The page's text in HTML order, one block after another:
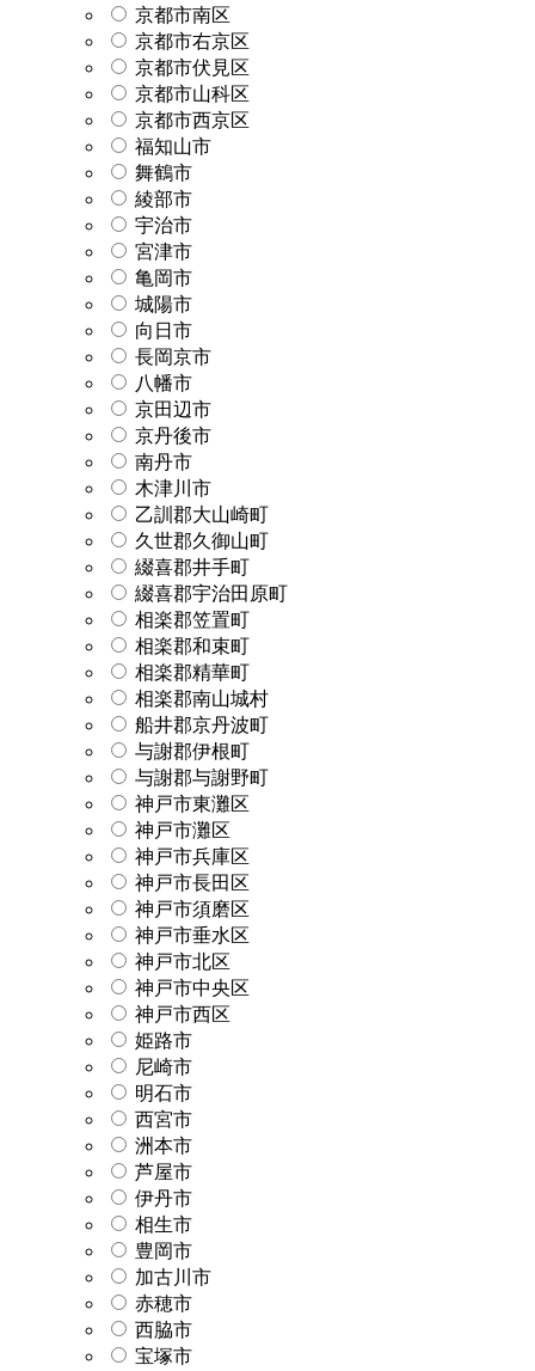
京都市南区
京都市右京区
京都市伏見区
京都市山科区
京都市西京区
福知山市
舞鶴市
綾部市
宇治市
宮津市
亀岡市
城陽市
向日市
長岡京市
八幡市
京田辺市
京丹後市
南丹市
木津川市
乙訓郡大山崎町
久世郡久御山町
綴喜郡井手町
綴喜郡宇治田原町
相楽郡笠置町
相楽郡和束町
相楽郡精華町
相楽郡南山城村
船井郡京丹波町
与謝郡伊根町
与謝郡与謝野町
神戸市東灘区
神戸市灘区
神戸市兵庫区
神戸市長田区
神戸市須磨区
神戸市垂水区
神戸市北区
神戸市中央区
神戸市西区
姫路市
尼崎市
明石市
西宮市
洲本市
芦屋市
伊丹市
相生市
豊岡市
加古川市
赤穂市
西脇市
宝塚市